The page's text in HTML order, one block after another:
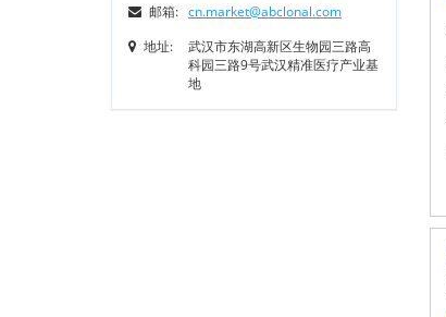
邮箱: cn.market@abclonal.com
地址:
武汉市东湖高新区生物园三路高
科园三路9号武汉精准医疗产业基
地